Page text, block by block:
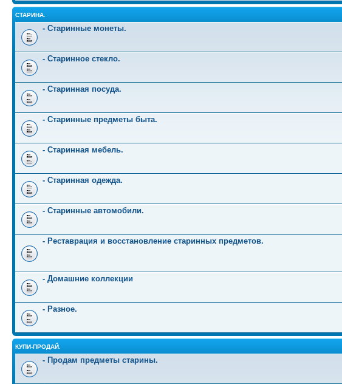
СТАРИНА.
- Старинные монеты.
- Старинное стекло.
- Старинная посуда.
- Старинные предметы быта.
- Старинная мебель.
- Старинная одежда.
- Старинные автомобили.
- Реставрация и восстановление старинных предметов.
- Домашние коллекции
- Разное.
КУПИ-ПРОДАЙ.
- Продам предметы старины.